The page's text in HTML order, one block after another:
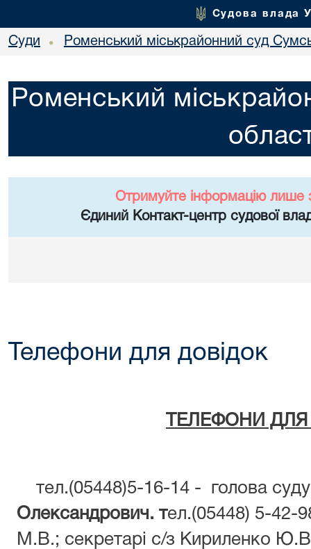
Судова влада
Суди • Роменський міськрайонний суд
Роменський
Отримуйте інформацію лише
Єдиний Контакт-центр судової
Телефони для довідок
ТЕЛЕФОНИ
тел.(05448)5-16-14 - голова
Олександрович. тел.(05448) 5-42-
М.В.; секретарі с/з Кириленко